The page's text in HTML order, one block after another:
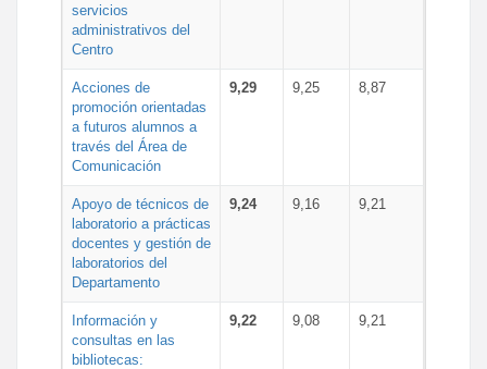
servicios
administrativos del
Centro
Acciones de
promoción orientadas
a futuros alumnos a
través del Área de
Comunicación
9,29 9,25 8,87
Apoyo de técnicos de
laboratorio a prácticas
docentes y gestión de
laboratorios del
Departamento
9,24 9,16 9,21
Información y
consultas en las
bibliotecas:
9,22 9,08 9,21